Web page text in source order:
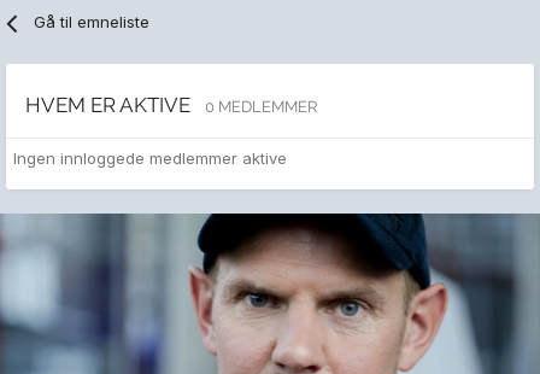
Gå til emneliste
HVEM ER AKTIVE 0 MEDLEMMER
Ingen innloggede medlemmer aktive